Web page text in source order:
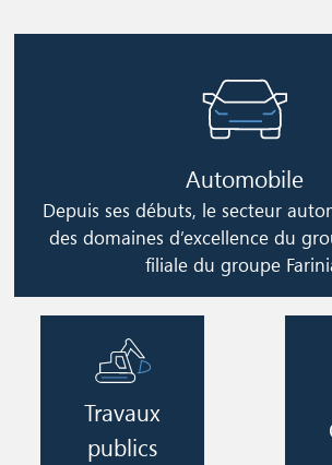
Automobile
Depuis ses débuts, le secteur
des domaines d’excellence du
filiale du groupe
Travaux
publics